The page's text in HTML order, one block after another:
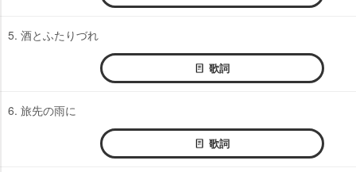
5. 酒とふたりづれ
歌詞
6. 旅先の雨に
歌詞